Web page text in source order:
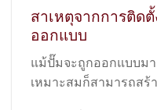
สาเหตุจากการติด
ออกแบบ
แม้ปั๊มจะถูกออกแบบม
เหมาะสมก็สามารถสร้